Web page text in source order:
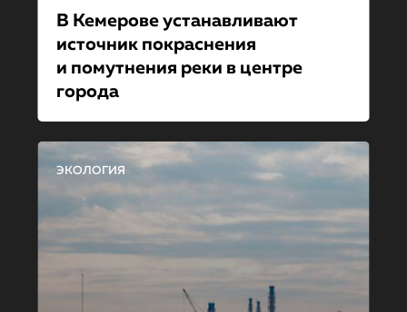
В Кемерове устанавливают
источник покраснения
и помутнения реки в центре
города
ЭКОЛОГИЯ